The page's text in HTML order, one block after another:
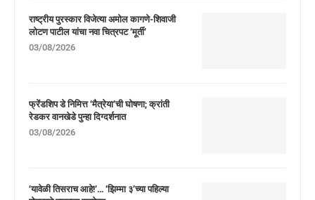
राष्ट्रीय पुरस्कार विजेत्या अमोल कागणे-शिवाजी
लोटण पाटील यांचा नवा चित्रपट ‘मूर्ती’
03/08/2026
फ्रेंडशिप डे निमित्त ‘मैत्रेया’ची घोषणा; क्रांती
रेडकर वानखेडे पुन्हा दिग्दर्शनात
03/08/2026
‘यावेळी तिसराच आहे!’… ‘झिम्मा ३’च्या पहिल्या